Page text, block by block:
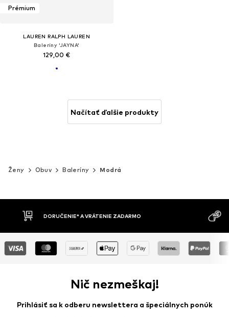
Prémium
LAUREN RALPH LAUREN
Baleríny 'JAYNA'
129,00 €
Načítať ďalšie produkty
Ženy Obuv Baleríny Modrá
DOBIERKA
MOŽNOSŤ
Nič nezmeškaj!
Prihlásiť sa k odberu newslettera a špeciálnych ponúk